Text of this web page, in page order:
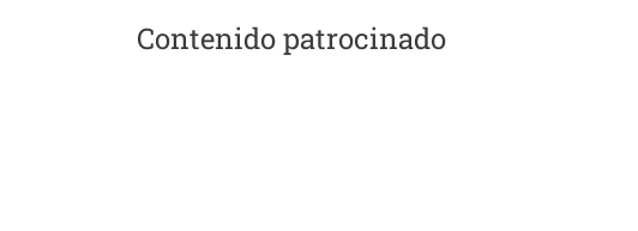
Contenido patrocinado